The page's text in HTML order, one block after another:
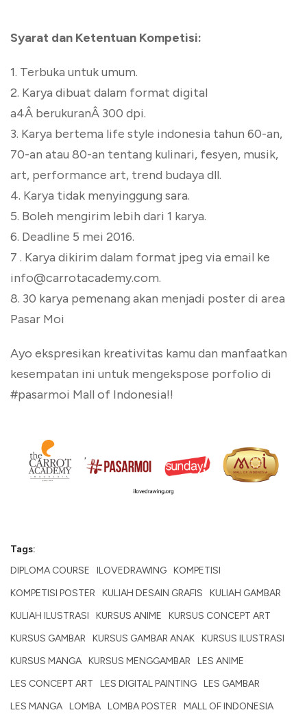
Syarat dan Ketentuan Kompetisi:
1. Terbuka untuk umum.
2. Karya dibuat dalam format digital
a4Â berukuranÂ 300 dpi.
3. Karya bertema life style indonesia tahun 60-an,
70-an atau 80-an tentang kulinari, fesyen, musik,
art, performance art, trend budaya dll.
4. Karya tidak menyinggung sara.
5. Boleh mengirim lebih dari 1 karya.
6. Deadline 5 mei 2016.
7 . Karya dikirim dalam format jpeg via email ke
info@carrotacademy.com.
8. 30 karya pemenang akan menjadi poster di area
Pasar Moi
Ayo ekspresikan kreativitas kamu dan manfaatkan
kesempatan ini untuk mengekspose porfolio di
#pasarmoi Mall of Indonesia!!
Tags:
DIPLOMA COURSE
ILOVEDRAWING KOMPETISI
KOMPETISI POSTER
KULIAH DESAIN GRAFIS
KULIAH GAMBAR
KULIAH ILUSTRASI
KURSUS ANIME
KURSUS CONCEPT ART
KURSUS GAMBAR
KURSUS GAMBAR ANAK KURSUS ILUSTRASI
KURSUS MANGA KURSUS MENGGAMBAR
LES ANIME
LES CONCEPT ART
LES DIGITAL PAINTING LES GAMBAR
LES MANGA LOMBA LOMBA POSTER MALL OF INDONESIA